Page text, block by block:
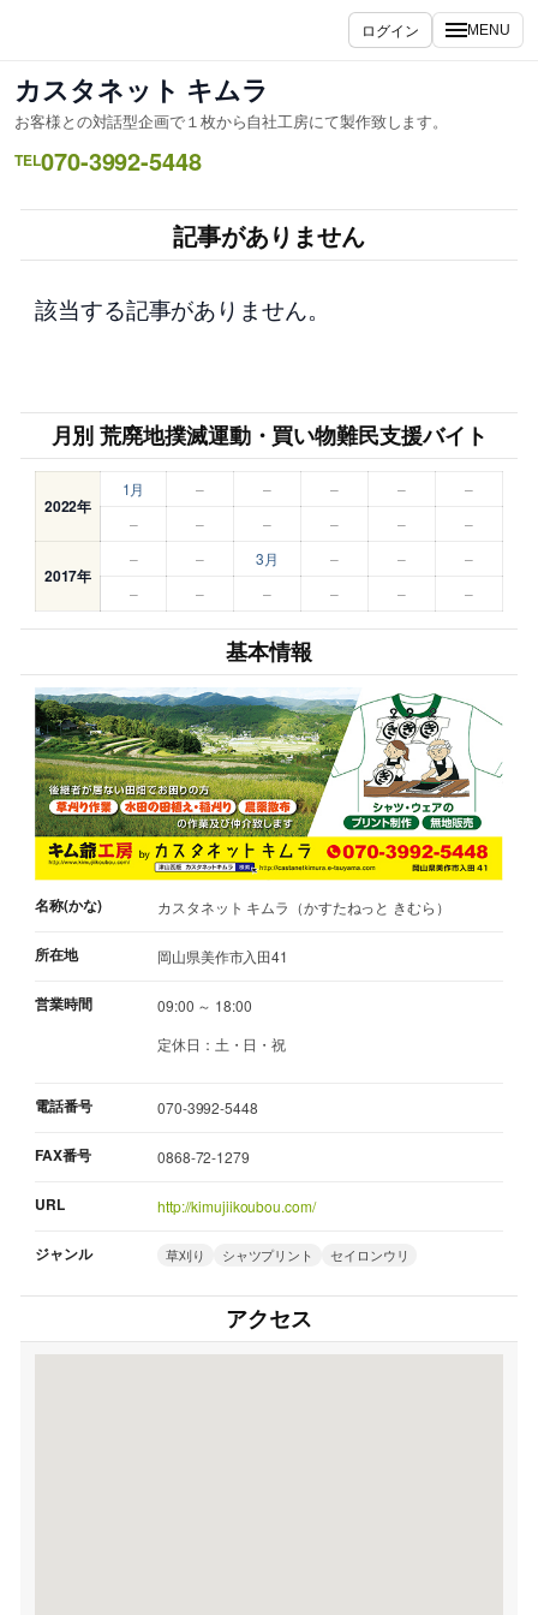
ス
キ
ッ
ログイン MENU
カスタネット キムラ
お客様との対話型企画で１枚から自社工房にて製作致します。
TEL070-3992-5448
記事がありません
該当する記事がありません。
月別 荒廃地撲滅運動・買い物難民支援バイト
2022年
1月 – – – –
–
–
– – – – –
2017年
– – 3月 – –
–
–
– – – – –
基本情報
名称(かな) カスタネット キムラ（かすたねっと きむら）
所在地 岡山県美作市入田41
営業時間
09:00 ～ 18:00
定休日：土・日・祝
電話番号 070-3992-5448
FAX番号 0868-72-1279
URL http://kimujiikoubou.com/
ジャンル 草刈り シャツプリント セイロンウリ
アクセス